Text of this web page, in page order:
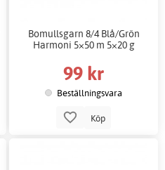
Bomullsgarn 8/4 Blå/Grön
Harmoni 5×50 m 5×20 g
99 kr
Beställningsvara
Köp